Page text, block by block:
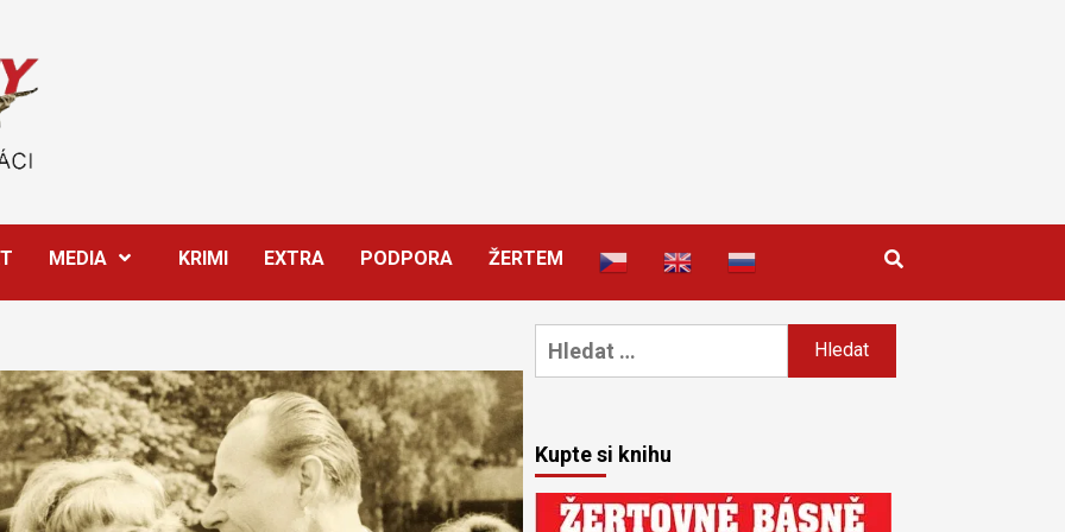
MEDIA KRIMI EXTRA PODPORA ŽERTEM
Vyhledávání
Kupte si knihu